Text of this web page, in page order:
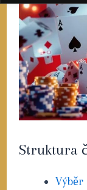
Struktura
Výběr